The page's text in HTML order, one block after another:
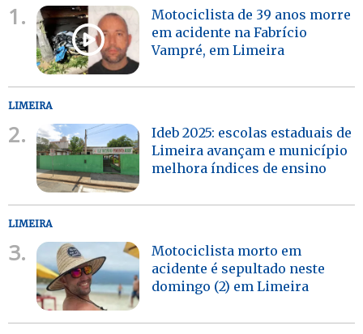
1.
Motociclista de 39 anos morre
em acidente na Fabrício
Vampré, em Limeira
LIMEIRA
2.
Ideb 2025: escolas estaduais de
Limeira avançam e município
melhora índices de ensino
LIMEIRA
3.
Motociclista morto em
acidente é sepultado neste
domingo (2) em Limeira